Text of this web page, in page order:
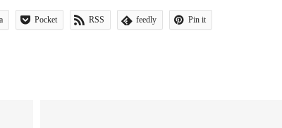
Pocket RSS feedly Pin it